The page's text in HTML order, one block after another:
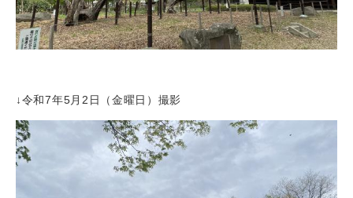
↓令和7年5月2日（金曜日）撮影